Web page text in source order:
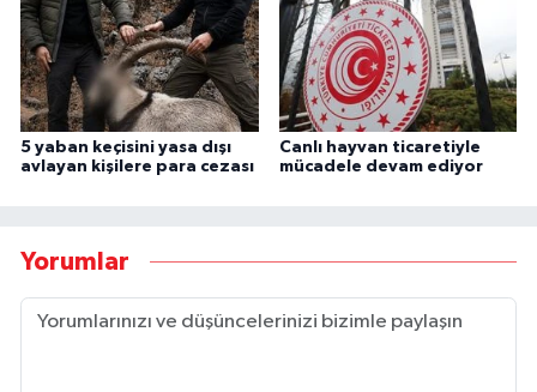
5 yaban keçisini yasa dışı
avlayan kişilere para cezası
Canlı hayvan ticaretiyle
mücadele devam ediyor
Yorumlar